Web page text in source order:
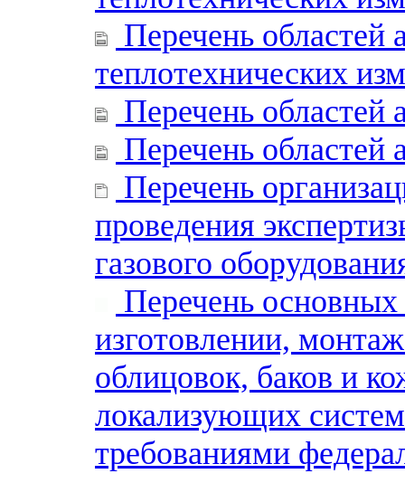
Перечень областей
теплотехнических
Перечень областей
Перечень областей
Перечень
проведения
газового
Перечень
изготовлении,
облицовок, баков и
локализующих систем
требованиями